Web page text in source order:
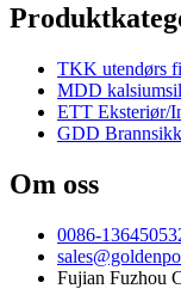
TKK utendørs
MDD
ETT Eksteriør/
GDD
Om oss
0086-
Fujian Fuzhou